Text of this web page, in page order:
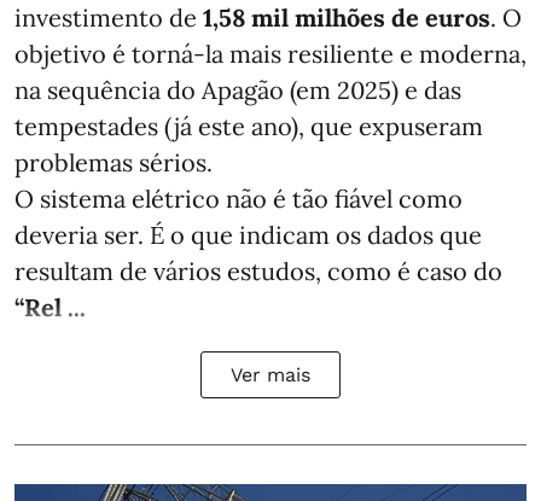
investimento de 1,58 mil milhões de euros. O
objetivo é torná-la mais resiliente e moderna,
na sequência do Apagão (em 2025) e das
tempestades (já este ano), que expuseram
problemas sérios.
O sistema elétrico não é tão fiável como
deveria ser. É o que indicam os dados que
resultam de vários estudos, como é caso do
“Rel ...
Ver mais